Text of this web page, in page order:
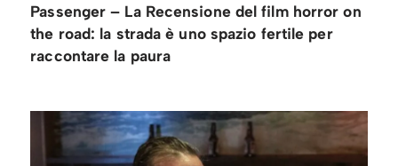
Passenger – La Recensione del film horror on
the road: la strada è uno spazio fertile per
raccontare la paura